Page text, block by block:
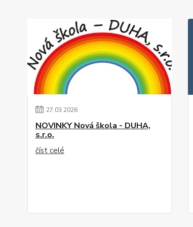
27.03.2026
NOVINKY Nová škola - DUHA,
s.r.o.
číst celé